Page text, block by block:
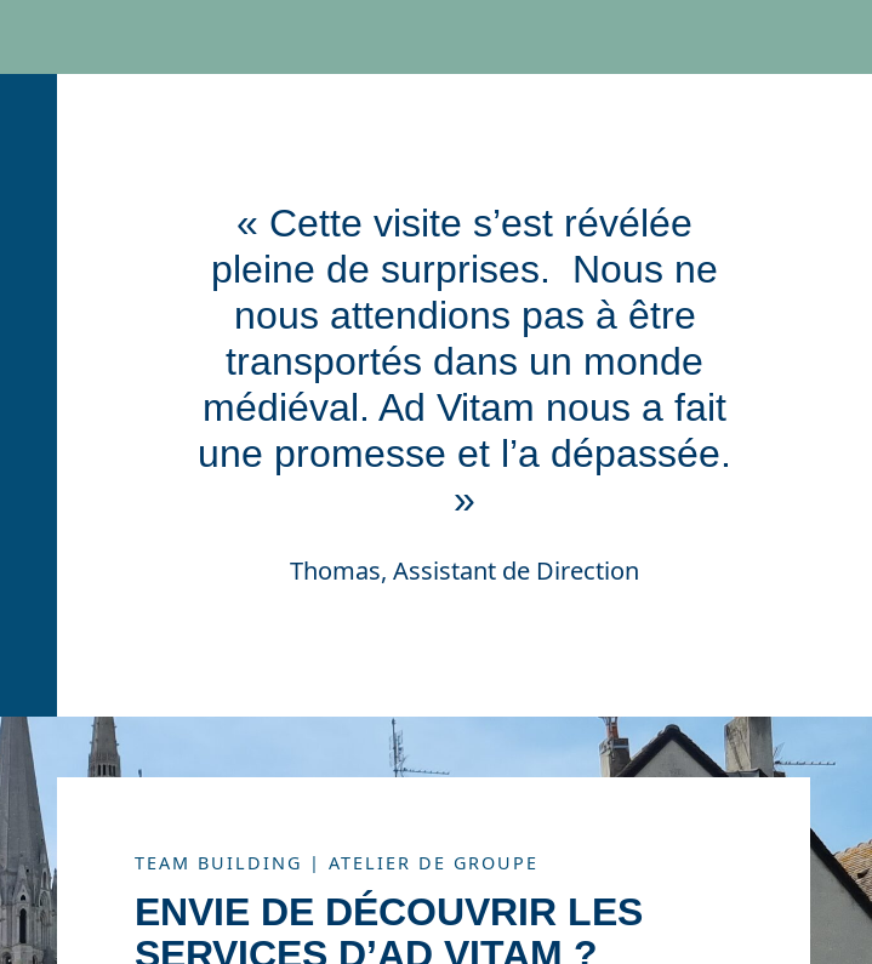
« Cette visite s’est révélée
pleine de surprises. Nous ne
nous attendions pas à être
transportés dans un monde
médiéval. Ad Vitam nous a fait
une promesse et l’a dépassée.
»
Thomas, Assistant de Direction
TEAM BUILDING | ATELIER DE GROUPE
ENVIE DE DÉCOUVRIR LES
SERVICES D’AD VITAM ?